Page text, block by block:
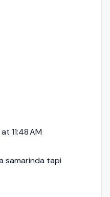
11:48 AM
samarinda tapi